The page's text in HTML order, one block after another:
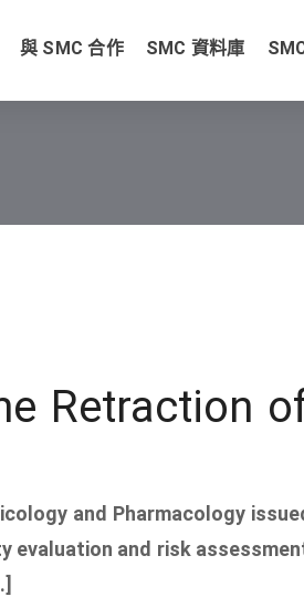
與 SMC 合作 SMC 資料庫
Retraction
and Pharmacology
and risk